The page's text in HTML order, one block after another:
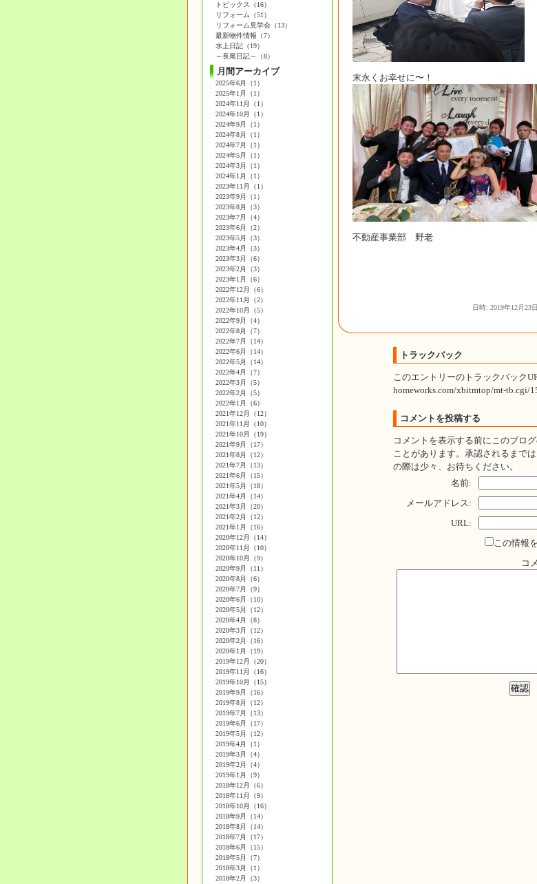
末永くお幸せに〜！
不動産事業部 野老
日時: 2019年12月23
トラックバック
このエントリーのトラックバック
homeworks.com/xbitmtop/mt-tb.cgi/
コメントを投稿する
コメントを表示する前にこのブロ
ことがあります。承認されるまで
の際は少々、お待ちください。
名前:
メールアドレス:
URL:
この情報
コ
トピックス（16）
リフォーム（51）
リフォーム見学会（13）
最新物件情報（7）
水上日記（19）
～長尾日記～（8）
月間アーカイブ
2025年6月（1）
2025年1月（1）
2024年11月（1）
2024年10月（1）
2024年9月（1）
2024年8月（1）
2024年7月（1）
2024年5月（1）
2024年3月（1）
2024年1月（1）
2023年11月（1）
2023年9月（1）
2023年8月（3）
2023年7月（4）
2023年6月（2）
2023年5月（3）
2023年4月（3）
2023年3月（6）
2023年2月（3）
2023年1月（6）
2022年12月（6）
2022年11月（2）
2022年10月（5）
2022年9月（4）
2022年8月（7）
2022年7月（14）
2022年6月（14）
2022年5月（14）
2022年4月（7）
2022年3月（5）
2022年2月（5）
2022年1月（6）
2021年12月（12）
2021年11月（10）
2021年10月（19）
2021年9月（17）
2021年8月（12）
2021年7月（13）
2021年6月（15）
2021年5月（18）
2021年4月（14）
2021年3月（20）
2021年2月（12）
2021年1月（16）
2020年12月（14）
2020年11月（10）
2020年10月（9）
2020年9月（11）
2020年8月（6）
2020年7月（9）
2020年6月（10）
2020年5月（12）
2020年4月（8）
2020年3月（12）
2020年2月（16）
2020年1月（19）
2019年12月（20）
2019年11月（16）
2019年10月（15）
2019年9月（16）
2019年8月（12）
2019年7月（13）
2019年6月（17）
2019年5月（12）
2019年4月（1）
2019年3月（4）
2019年2月（4）
2019年1月（9）
2018年12月（6）
2018年11月（9）
2018年10月（16）
2018年9月（14）
2018年8月（14）
2018年7月（17）
2018年6月（15）
2018年5月（7）
2018年3月（1）
2018年2月（3）